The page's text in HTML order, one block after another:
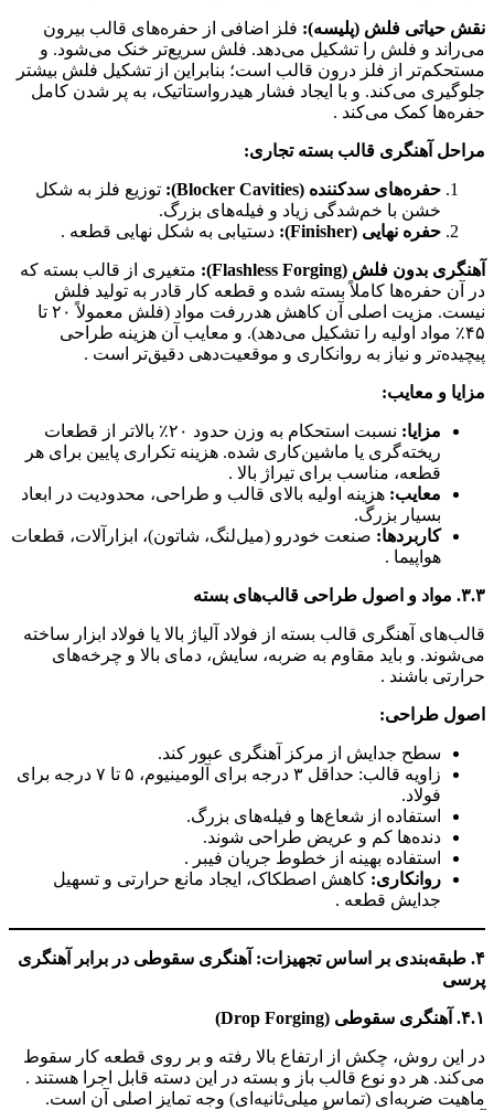
نقش حیاتی فلش (پلیسه): فلز اضافی از حفره‌های قالب بیرون
می‌راند و فلش را تشکیل می‌دهد. فلش سریع‌تر خنک می‌شود. و
مستحکم‌تر از فلز درون قالب است؛ بنابراین از تشکیل فلش بیشتر
جلوگیری می‌کند. و با ایجاد فشار هیدرواستاتیک، به پر شدن کامل
حفره‌ها کمک می‌کند .
مراحل آهنگری قالب بسته تجاری:
حفره‌های سدکننده (Blocker Cavities):
توزیع فلز به شکل
خشن با خم‌شدگی زیاد و فیله‌های بزرگ.
حفره نهایی (Finisher):
دستیابی به شکل نهایی قطعه .
آهنگری بدون فلش (Flashless Forging):
متغیری از قالب بسته که
در آن حفره‌ها کاملاً بسته شده و قطعه کار قادر به تولید فلش
نیست. مزیت اصلی آن کاهش هدررفت مواد (فلش معمولاً ۲۰ تا
۴۵٪ مواد اولیه را تشکیل می‌دهد). و معایب آن هزینه طراحی
پیچیده‌تر و نیاز به روانکاری و موقعیت‌دهی دقیق‌تر است .
مزایا و معایب:
مزایا:
نسبت استحکام به وزن حدود ۲۰٪ بالاتر از قطعات
ریخته‌گری یا ماشین‌کاری شده. هزینه تکراری پایین برای هر
قطعه، مناسب برای تیراژ بالا .
معایب: هزینه اولیه بالای قالب و طراحی، محدودیت در ابعاد
بسیار بزرگ.
کاربردها: صنعت خودرو (میل‌لنگ، شاتون)، ابزارآلات، قطعات
هواپیما .
۳.۳. مواد و اصول طراحی قالب‌های بسته
قالب‌های آهنگری قالب بسته از فولاد آلیاژ بالا یا فولاد ابزار ساخته
می‌شوند. و باید مقاوم به ضربه، سایش، دمای بالا و چرخه‌های
حرارتی باشند .
اصول طراحی:
سطح جدایش از مرکز آهنگری عبور کند.
زاویه قالب: حداقل ۳ درجه برای آلومینیوم، ۵ تا ۷ درجه برای
فولاد.
استفاده از شعاع‌ها و فیله‌های بزرگ.
دنده‌ها کم و عریض طراحی شوند.
استفاده بهینه از خطوط جریان فیبر .
روانکاری: کاهش اصطکاک، ایجاد مانع حرارتی و تسهیل
جدایش قطعه .
۴. طبقه‌بندی بر اساس تجهیزات: آهنگری سقوطی در برابر آهنگری
پرسی
۴.۱. آهنگری سقوطی (Drop Forging)
در این روش، چکش از ارتفاع بالا رفته و بر روی قطعه کار سقوط
می‌کند. هر دو نوع قالب باز و بسته در این دسته قابل اجرا هستند .
ماهیت ضربه‌ای (تماس میلی‌ثانیه‌ای) وجه تمایز اصلی آن است.